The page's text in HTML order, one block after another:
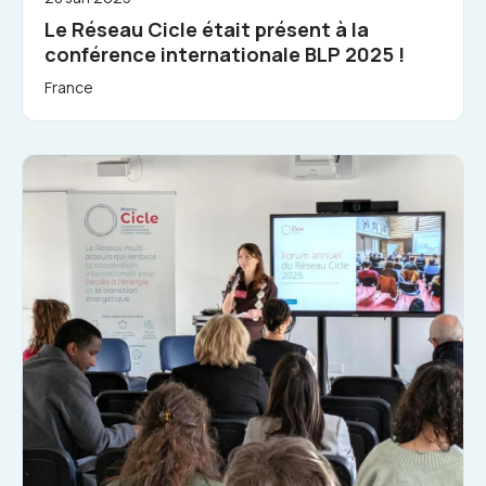
Le Réseau Cicle était présent à la
conférence internationale BLP 2025 !
France